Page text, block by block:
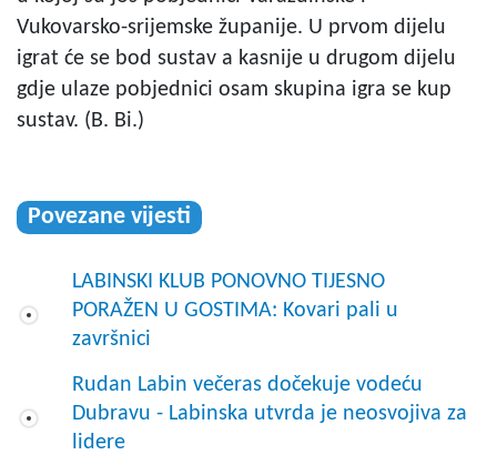
Vukovarsko-srijemske županije. U prvom dijelu
igrat će se bod sustav a kasnije u drugom dijelu
gdje ulaze pobjednici osam skupina igra se kup
sustav. (B. Bi.)
Povezane vijesti
LABINSKI KLUB PONOVNO TIJESNO
PORAŽEN U GOSTIMA: Kovari pali u
završnici
Rudan Labin večeras dočekuje vodeću
Dubravu - Labinska utvrda je neosvojiva za
lidere